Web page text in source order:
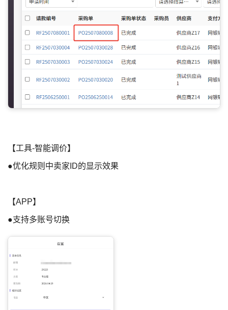
【工具-智能调价】
●优化规则中卖家ID的显示效果
【APP】
●支持多账号切换